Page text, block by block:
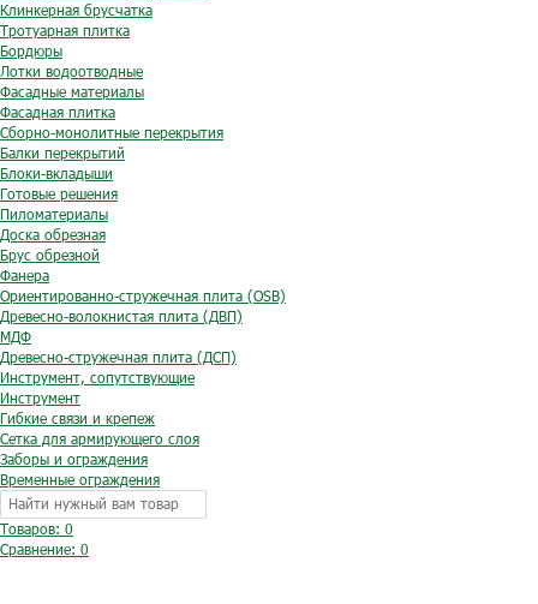
Клинкерная брусчатка
Тротуарная плитка
Бордюры
Лотки водоотводные
Фасадные материалы
Фасадная плитка
Сборно-монолитные перекрытия
Балки перекрытий
Блоки-вкладыши
Готовые решения
Пиломатериалы
Доска обрезная
Брус обрезной
Фанера
Ориентированно-стружечная плита (OSB)
Древесно-волокнистая плита (ДВП)
МДФ
Древесно-стружечная плита (ДСП)
Инструмент, сопутствующие
Инструмент
Гибкие связи и крепеж
Сетка для армирующего слоя
Заборы и ограждения
Временные ограждения
Товаров: 0
Сравнение: 0